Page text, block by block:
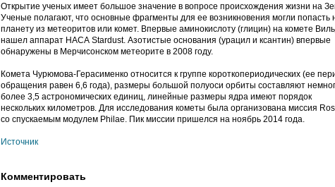
Открытие ученых имеет большое значение в вопросе происхождения жизни на
Ученые полагают, что основные фрагменты для ее возникновения могли попасть
планету из метеоритов или комет. Впервые аминокислоту (глицин) на комете
нашел аппарат НАСА Stardust. Азотистые основания (урацил и ксантин) впервые
обнаружены в Мерчисонском метеорите в 2008 году.
Комета Чурюмова-Герасименко относится к группе короткопериодических (ее
обращения равен 6,6 года), размеры большой полуоси орбиты составляют
более 3,5 астрономических единиц, линейные размеры ядра имеют порядок
нескольких километров. Для исследования кометы была организована миссия
со спускаемым модулем Philae. Пик миссии пришелся на ноябрь 2014 года.
Источник
Комментировать